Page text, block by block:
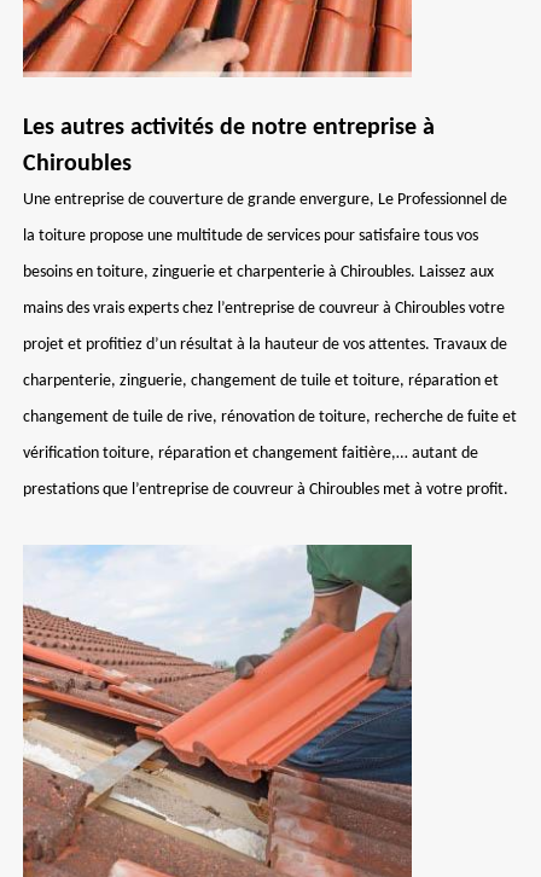
Les autres activités de notre entreprise à
Chiroubles
Une entreprise de couverture de grande envergure, Le Professionnel de
la toiture propose une multitude de services pour satisfaire tous vos
besoins en toiture, zinguerie et charpenterie à Chiroubles. Laissez aux
mains des vrais experts chez l’entreprise de couvreur à Chiroubles votre
projet et profitiez d’un résultat à la hauteur de vos attentes. Travaux de
charpenterie, zinguerie, changement de tuile et toiture, réparation et
changement de tuile de rive, rénovation de toiture, recherche de fuite et
vérification toiture, réparation et changement faitière,… autant de
prestations que l’entreprise de couvreur à Chiroubles met à votre profit.